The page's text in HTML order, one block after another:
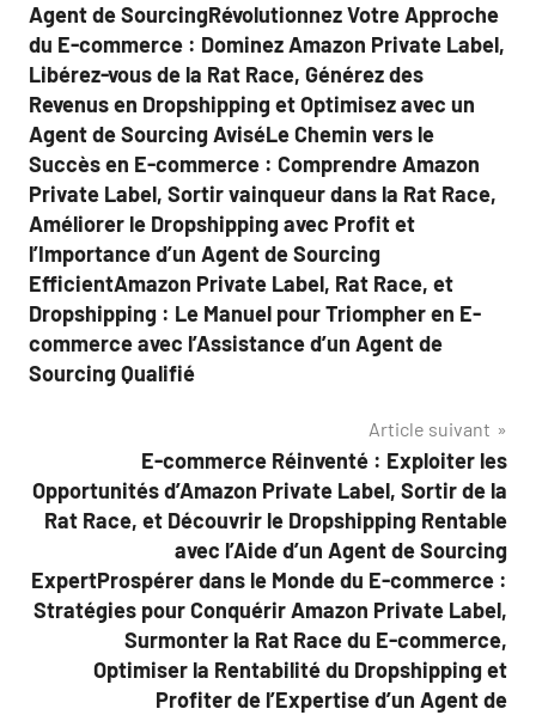
Agent de SourcingRévolutionnez Votre Approche
du E-commerce : Dominez Amazon Private Label,
Libérez-vous de la Rat Race, Générez des
Revenus en Dropshipping et Optimisez avec un
Agent de Sourcing AviséLe Chemin vers le
Succès en E-commerce : Comprendre Amazon
Private Label, Sortir vainqueur dans la Rat Race,
Améliorer le Dropshipping avec Profit et
l’Importance d’un Agent de Sourcing
EfficientAmazon Private Label, Rat Race, et
Dropshipping : Le Manuel pour Triompher en E-
commerce avec l’Assistance d’un Agent de
Sourcing Qualifié
Article suivant
E-commerce Réinventé : Exploiter les
Opportunités d’Amazon Private Label, Sortir de la
Rat Race, et Découvrir le Dropshipping Rentable
avec l’Aide d’un Agent de Sourcing
ExpertProspérer dans le Monde du E-commerce :
Stratégies pour Conquérir Amazon Private Label,
Surmonter la Rat Race du E-commerce,
Optimiser la Rentabilité du Dropshipping et
Profiter de l’Expertise d’un Agent de